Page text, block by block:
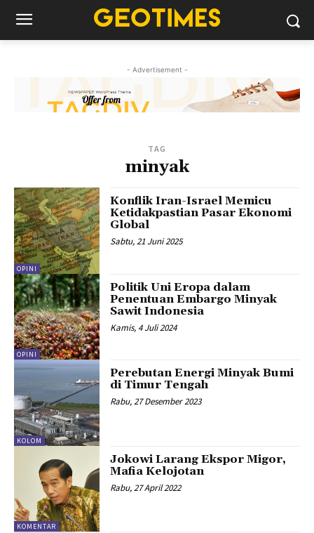
- Advertisement -
TAG
minyak
OPINI
Konflik Iran-Israel Memicu
Ketidakpastian Pasar Ekonomi
Global
Sabtu, 21 Juni 2025
OPINI
Politik Uni Eropa dalam
Penentuan Embargo Minyak
Sawit Indonesia
Kamis, 4 Juli 2024
KOLOM
Perebutan Energi Minyak Bumi
di Timur Tengah
Rabu, 27 Desember 2023
KOMENTAR
Jokowi Larang Ekspor Migor,
Mafia Kelojotan
Rabu, 27 April 2022